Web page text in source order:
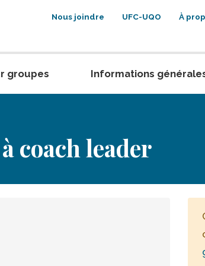
Nous joindre UFC-UQO À
groupes Informations
coach leader